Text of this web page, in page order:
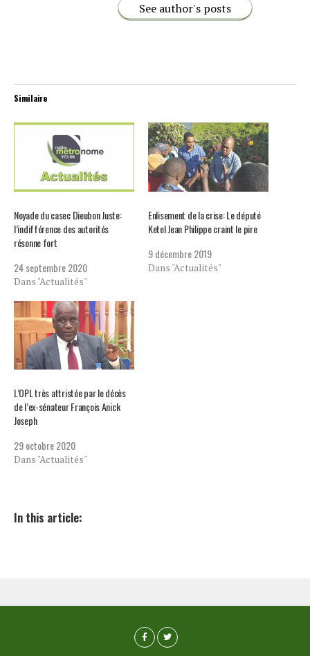
See author's posts
Similaire
Noyade du casec Dieubon Juste:
l’indifférence des autorités
résonne fort
24 septembre 2020
Dans "Actualités"
Enlisement de la crise: Le député
Ketel Jean Philippe craint le pire
9 décembre 2019
Dans "Actualités"
L’OPL très attristée par le décès
de l’ex-sénateur François Anick
Joseph
29 octobre 2020
Dans "Actualités"
In this article: